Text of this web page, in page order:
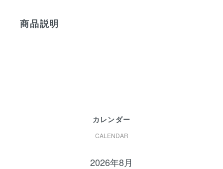
商品説明
カレンダー
CALENDAR
2026年8月